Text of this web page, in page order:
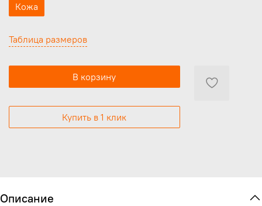
Таблица размеров
В корзину
Купить в 1 клик
Кожа
Описание